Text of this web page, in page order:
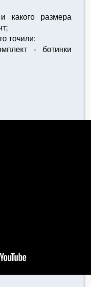
какого размера
точили;
- ботинки